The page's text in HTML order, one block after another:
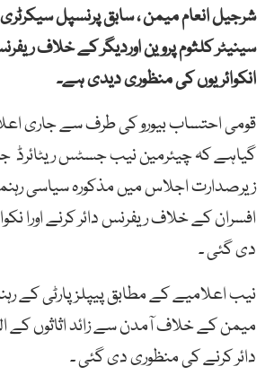
شرجیل انعام میمن ، سابق پرنسپل سیکرٹری
سینیٹر کلثوم پروین اوردیگر کے خلاف
انکوائریوں کی منظوری دیدی ہے۔
قومی احتساب بیورو کی طرف سے جاری
گیاہے کہ چیئرمین نیب جسٹس ریٹائرڈ
زیرصدارت اجلاس میں مذکورہ سیاسی
افسران کے خلاف ریفرنس دائر کرنے اورا
دی گئی ۔
نیب اعلامیے کے مطابق پیپلزپارٹی کے
میمن کے خلاف آمدن سے زائد اثاثوں کے
دائر کرنے کی منظوری دی گئی ۔